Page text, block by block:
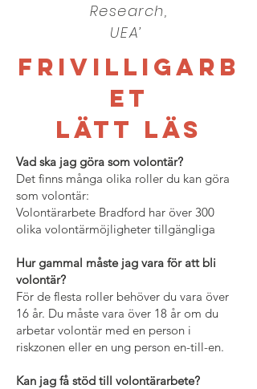
Research,
UEA’
FRIVILLIGARB
ET
LÄTT LÄS
Vad ska jag göra som volontär?
Det finns många olika roller du kan göra
som volontär:
Volontärarbete Bradford har över 300
olika volontärmöjligheter tillgängliga
Hur gammal måste jag vara för att bli
volontär?
För de flesta roller behöver du vara över
16 år. Du måste vara över 18 år om du
arbetar volontär med en person i
riskzonen eller en ung person en-till-en.
Kan jag få stöd till volontärarbete?